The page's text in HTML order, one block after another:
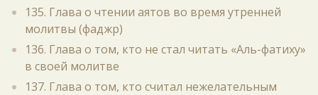
135. Глава о чтении аятов во время утренней
молитвы (фаджр)
136. Глава о том, кто не стал читать «Аль-фатиху»
в своей молитве
137. Глава о том, кто считал нежелательным